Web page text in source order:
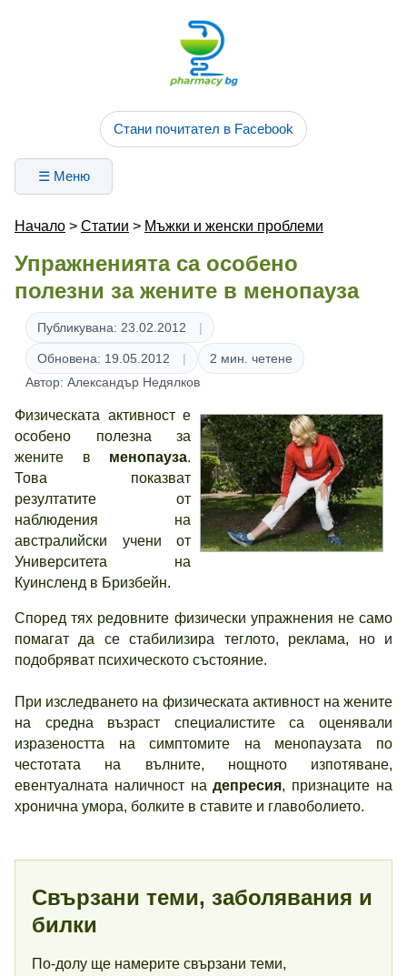
Стани почитател в Facebook
☰ Меню
Начало > Статии > Мъжки и женски проблеми
Упражненията са особено
полезни за жените в менопауза
Публикувана: 23.02.2012
Обновена: 19.05.2012
2 мин. четене
Автор: Александър Недялков
Физическата активност е
особено полезна за
жените в менопауза.
Това показват
резултатите от
наблюдения на
австралийски учени от
Университета на
Куинсленд в Бризбейн.
Според тях редовните физически упражнения не само
помагат да се стабилизира теглото, реклама, но и
подобряват психическото състояние.
При изследването на физическата активност на жените
на средна възраст специалистите са оценявали
изразеността на симптомите на менопаузата по
честотата на вълните, нощното изпотяване,
евентуалната наличност надепресия, признаците на
хронична умора, болките в ставите и главоболието.
Свързани теми, заболявания и
билки
По-долу ще намерите свързани теми,